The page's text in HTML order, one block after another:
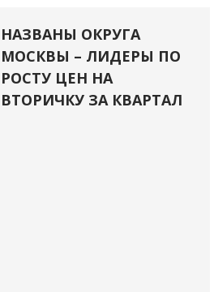
НАЗВАНЫ ОКРУГА
МОСКВЫ – ЛИДЕРЫ ПО
РОСТУ ЦЕН НА
ВТОРИЧКУ ЗА КВАРТАЛ